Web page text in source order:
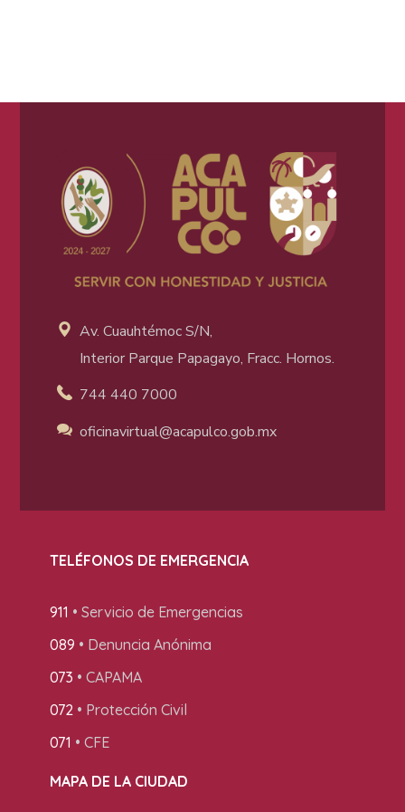
Av. Cuauhtémoc S/N,
Interior Parque Papagayo, Fracc. Hornos.
744 440 7000
oficinavirtual@acapulco.gob.mx
TELÉFONOS DE EMERGENCIA
911 • Servicio de Emergencias
089 • Denuncia Anónima
073 • CAPAMA
072• Protección Civil
071 • CFE
MAPA DE LA CIUDAD